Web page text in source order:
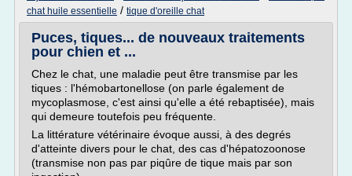
chat huile essentielle / tique d'oreille chat
Puces, tiques... de nouveaux traitements
pour chien et ...
Chez le chat, une maladie peut être transmise par les
tiques : l'hémobartonellose (on parle également de
mycoplasmose, c'est ainsi qu'elle a été rebaptisée), mais
qui demeure toutefois peu fréquente.
La littérature vétérinaire évoque aussi, à des degrés
d'atteinte divers pour le chat, des cas d'hépatozoonose
(transmise non pas par piqûre de tique mais par son